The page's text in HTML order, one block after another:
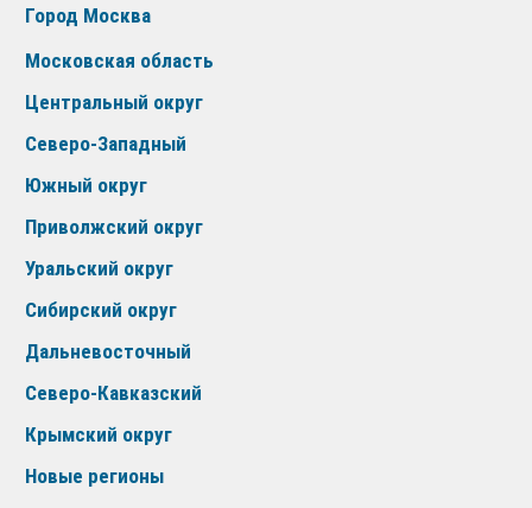
Город Москва
Московская область
Центральный округ
Северо-Западный
Южный округ
Приволжский округ
Уральский округ
Сибирский округ
Дальневосточный
Северо-Кавказский
Крымский округ
Новые регионы